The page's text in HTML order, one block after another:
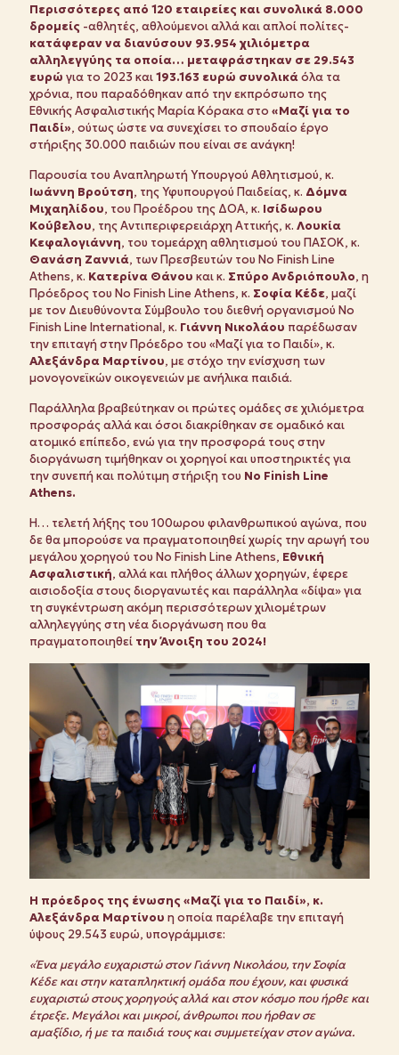
Περισσότερες από 120 εταιρείες και συνολικά 8.000
δρομείς -αθλητές, αθλούμενοι αλλά και απλοί πολίτες-
κατάφεραν να διανύσουν 93.954 χιλιόμετρα
αλληλεγγύης τα οποία… μεταφράστηκαν σε 29.543
ευρώ για το 2023 και193.163 ευρώ συνολικάόλα τα
χρόνια, που παραδόθηκαν από την εκπρόσωπο της
Εθνικής Ασφαλιστικής Μαρία Κόρακα στο «Μαζί για το
Παιδί», ούτως ώστε να συνεχίσει το σπουδαίο έργο
στήριξης 30.000 παιδιών που είναι σε ανάγκη!
Παρουσία του Αναπληρωτή Υπουργού Αθλητισμού, κ.
Ιωάννη Βρούτση, της Υφυπουργού Παιδείας, κ. Δόμνα
Μιχαηλίδου, του Προέδρου της ΔΟΑ, κ. Ισίδωρου
Κούβελου, της Αντιπεριφερειάρχη Αττικής, κ. Λουκία
Κεφαλογιάννη, του τομεάρχη αθλητισμού του ΠΑΣΟΚ, κ.
Θανάση Ζαννιά, των Πρεσβευτών του No Finish Line
Athens, κ. Κατερίνα Θάνου και κ. Σπύρο Ανδριόπουλο, η
Πρόεδρος του No Finish Line Athens, κ. Σοφία Κέδε, μαζί
με τον Διευθύνοντα Σύμβουλο του διεθνή οργανισμού No
Finish Line International, κ. Γιάννη Νικολάου παρέδωσαν
την επιταγή στην Πρόεδρο του «Μαζί για το Παιδί», κ.
Αλεξάνδρα Μαρτίνου, με στόχο την ενίσχυση των
μονογονεϊκών οικογενειών με ανήλικα παιδιά.
Παράλληλα βραβεύτηκαν οι πρώτες ομάδες σε χιλιόμετρα
προσφοράς αλλά και όσοι διακρίθηκαν σε ομαδικό και
ατομικό επίπεδο, ενώ για την προσφορά τους στην
διοργάνωση τιμήθηκαν οι χορηγοί και υποστηρικτές για
την συνεπή και πολύτιμη στήριξη του No Finish Line
Athens.
Η… τελετή λήξης του 100ωρου φιλανθρωπικού αγώνα, που
δε θα μπορούσε να πραγματοποιηθεί χωρίς την αρωγή του
μεγάλου χορηγού του No Finish Line Athens, Εθνική
Ασφαλιστική, αλλά και πλήθος άλλων χορηγών, έφερε
αισιοδοξία στους διοργανωτές και παράλληλα «δίψα» για
τη συγκέντρωση ακόμη περισσότερων χιλιομέτρων
αλληλεγγύης στη νέα διοργάνωση που θα
πραγματοποιηθεί την Άνοιξη του 2024!
Η πρόεδρος της ένωσης «Μαζί για το Παιδί», κ.
Αλεξάνδρα Μαρτίνου η οποία παρέλαβε την επιταγή
ύψους 29.543 ευρώ, υπογράμμισε:
«Ένα μεγάλο ευχαριστώ στον Γιάννη Νικολάου, την Σοφία
Κέδε και στην καταπληκτική ομάδα που έχουν, και φυσικά
ευχαριστώ στους χορηγούς αλλά και στον κόσμο που ήρθε και
έτρεξε. Μεγάλοι και μικροί, άνθρωποι που ήρθαν σε
αμαξίδιο, ή με τα παιδιά τους και συμμετείχαν στον αγώνα.